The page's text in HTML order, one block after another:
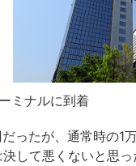
ミナルに到着
ったが、通常時の1
して悪くないと思